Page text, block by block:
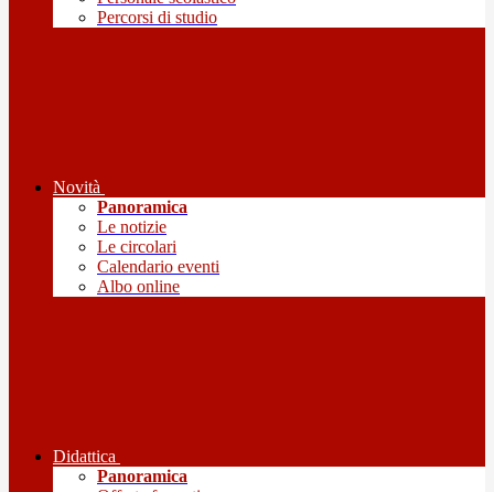
Percorsi di studio
Novità
Panoramica
Le notizie
Le circolari
Calendario eventi
Albo online
Didattica
Panoramica